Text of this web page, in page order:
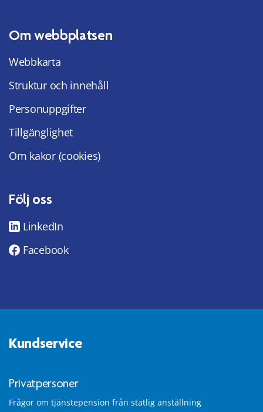
Om webbplatsen
Webbkarta
Struktur och innehåll
Personuppgifter
Tillgänglighet
Om kakor (cookies)
Följ oss
LinkedIn
Facebook
Kundservice
Privatpersoner
Frågor om tjänstepension från statlig anställning